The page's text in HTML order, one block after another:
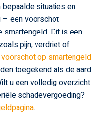
situaties en
– een voorschot
smartengeld. Dit is een
pijn, verdriet of
voorschot op smartengeld
toegekend als de aard
u een volledig overzicht
schadevergoeding?
.